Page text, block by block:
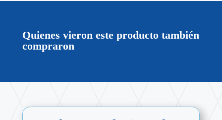
Quienes vieron este producto también
compraron